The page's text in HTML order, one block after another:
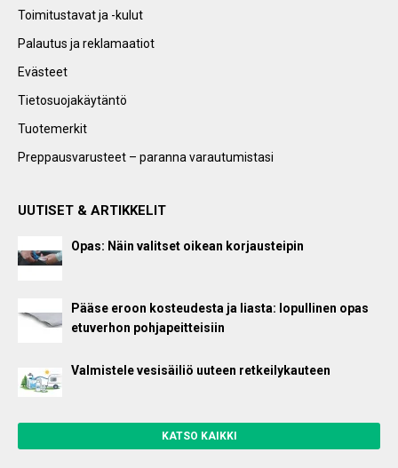
Toimitustavat ja -kulut
Palautus ja reklamaatiot
Evästeet
Tietosuojakäytäntö
Tuotemerkit
Preppausvarusteet – paranna varautumistasi
UUTISET & ARTIKKELIT
Opas: Näin valitset oikean korjausteipin
Pääse eroon kosteudesta ja liasta: lopullinen opas
etuverhon pohjapeitteisiin
Valmistele vesisäiliö uuteen retkeilykauteen
KATSO KAIKKI